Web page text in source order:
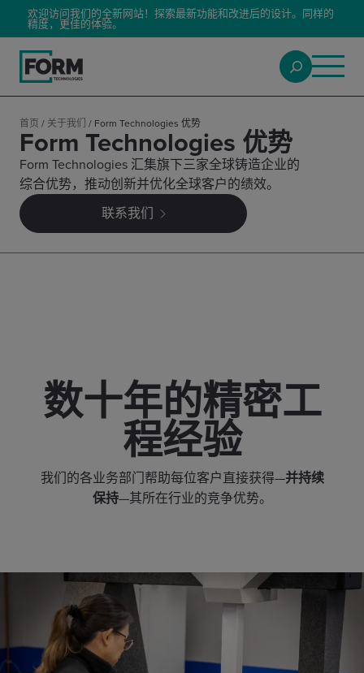
欢迎访问我们的全新网站！探索最新功能和改进后的设计。同样的
精度，更佳的体验。
首页 / 关于我们 / Form Technologies 优势
Form Technologies 优势
Form Technologies 汇集旗下三家全球铸造企业的
综合优势，推动创新并优化全球客户的绩效。
联系我们
数十年的精密工
程经验
我们的各业务部门帮助每位客户直接获得—并持续
保持—其所在行业的竞争优势。